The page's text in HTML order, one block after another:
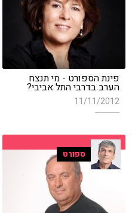
פינת הספורט - מי תנצח
הערב בדרבי התל אביבי?
11/11/2012
ספורט